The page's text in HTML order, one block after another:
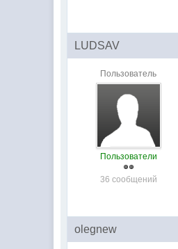
LUDSAV
Пользователь
Пользователи
36 сообщений
olegnew